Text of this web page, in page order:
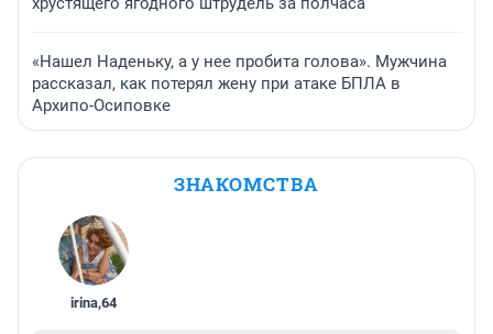
«Нашел Наденьку, а у нее пробита голова». Мужчина
рассказал, как потерял жену при атаке БПЛА в
Архипо-Осиповке
ЗНАКОМСТВА
irina,64